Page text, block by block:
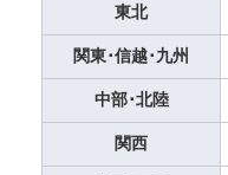
東北
関東･信越･九州
中部･北陸
関西